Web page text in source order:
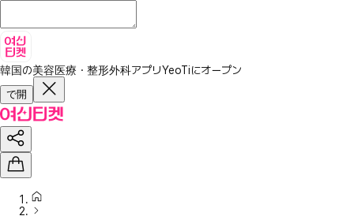
韓国の美容医療・整形外科アプリYeoTiにオープン
で開